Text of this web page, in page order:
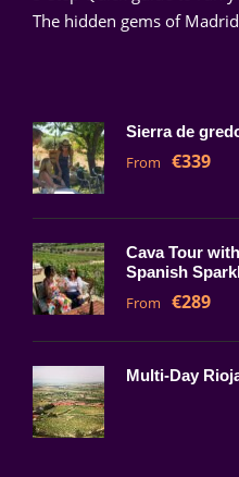
¡Anímate a probar y a
The hidden gems of
Sierra de
From €339
Cava Tour
Spanish
From €289
Multi-Day